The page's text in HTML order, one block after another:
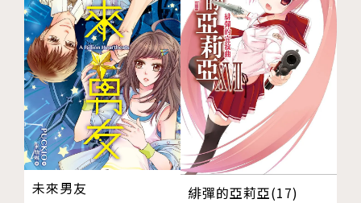
未來男友 緋彈的亞莉亞(17)